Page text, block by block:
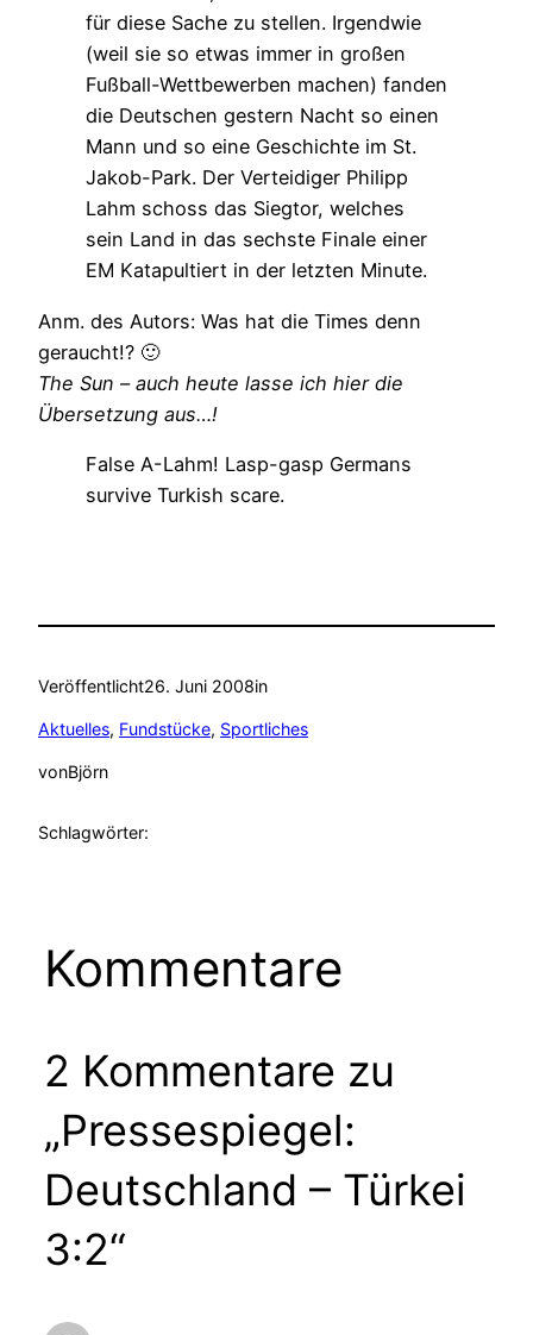
für diese Sache zu stellen. Irgendwie
(weil sie so etwas immer in großen
Fußball-Wettbewerben machen) fanden
die Deutschen gestern Nacht so einen
Mann und so eine Geschichte im St.
Jakob-Park. Der Verteidiger Philipp
Lahm schoss das Siegtor, welches
sein Land in das sechste Finale einer
EM Katapultiert in der letzten Minute.
Anm. des Autors: Was hat die Times denn
geraucht!? 🙂
The Sun – auch heute lasse ich hier die
Übersetzung aus…!
False A-Lahm! Lasp-gasp Germans
survive Turkish scare.
Veröffentlicht26. Juni 2008in
Aktuelles, Fundstücke, Sportliches
vonBjörn
Schlagwörter:
Kommentare
2 Kommentare zu
„Pressespiegel:
Deutschland – Türkei
3:2“